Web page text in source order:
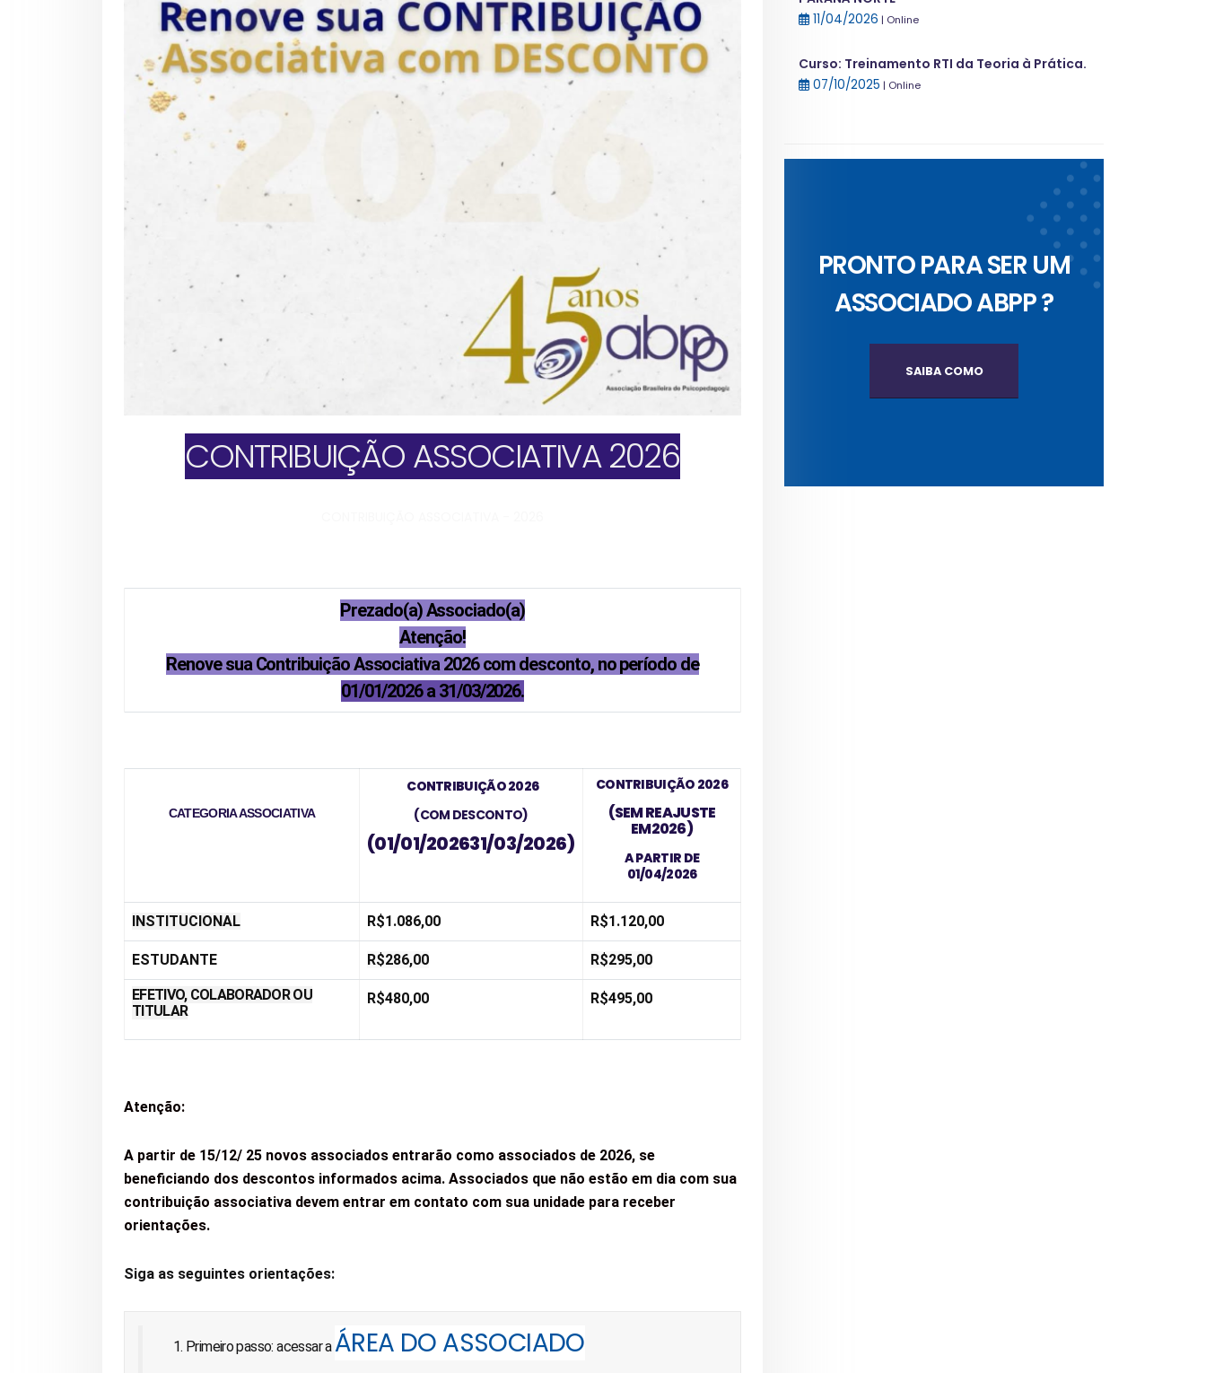
CONTRIBUIÇÃO ASSOCIATIVA 2026
Prezado(a) Associado(a)
Atenção!
Renove sua Contribuição Associativa 2026 com desconto, no período de
01/01/2026 a 31/03/2026.
CATEGORIA ASSOCIATIVA
CONTRIBUIÇÃO 2026
(COM DESCONTO)
(01/01/202631/03/2026)
CONTRIBUIÇÃO 2026
(SEM REAJUSTE
EM2026)
A PARTIR DE
01/04/2026
INSTITUCIONAL R$1.086,00 R$1.120,00
ESTUDANTE R$286,00 R$295,00
EFETIVO, COLABORADOR OU
TITULAR
R$480,00 R$495,00
Atenção:
A partir de 15/12/ 25 novos associados entrarão como associados de 2026, se
beneficiando dos descontos informados acima. Associados que não estão em dia com sua
contribuição associativa devem entrar em contato com sua unidade para receber
orientações.
Siga as seguintes orientações:
Primeiro passo: acessar aÁREA DO ASSOCIADO
11/04/2026 | Online
Curso: Treinamento RTI da Teoria à Prática.
07/10/2025 | Online
PRONTO PARA SER UM
ASSOCIADO ABPP ?
SAIBA COMO